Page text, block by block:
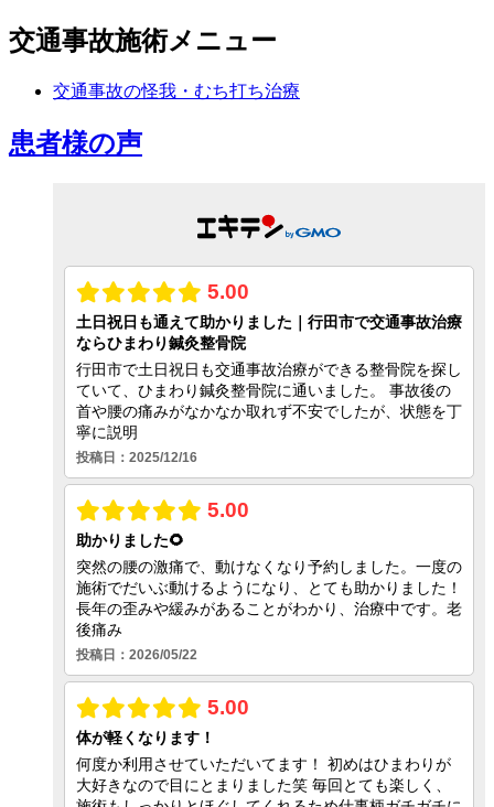
交通事故施術メニュー
交通事故の怪我・むち打ち治療
患者様の声